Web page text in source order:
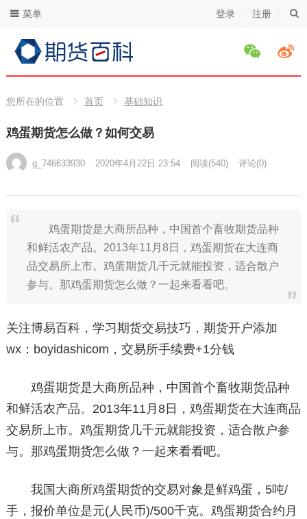
登录 注册
菜单
您所在的位置 首页 基础知识
鸡蛋期货怎么做？如何交易
g_746633930 2020年4月22日 23:54 阅读(540) 评论(0)
鸡蛋期货是大商所品种，中国首个畜牧期货品种
和鲜活农产品。2013年11月8日，鸡蛋期货在大连商
品交易所上市。鸡蛋期货几千元就能投资，适合散户
参与。那鸡蛋期货怎么做？一起来看看吧。
关注博易百科，学习期货交易技巧，期货开户添加
wx：boyidashicom，交易所手续费+1分钱
鸡蛋期货是大商所品种，中国首个畜牧期货品种
和鲜活农产品。2013年11月8日，鸡蛋期货在大连商品
交易所上市。鸡蛋期货几千元就能投资，适合散户参
与。那鸡蛋期货怎么做？一起来看看吧。
我国大商所鸡蛋期货的交易对象是鲜鸡蛋，5吨/
手，报价单位是元(人民币)/500千克。鸡蛋期货合约月